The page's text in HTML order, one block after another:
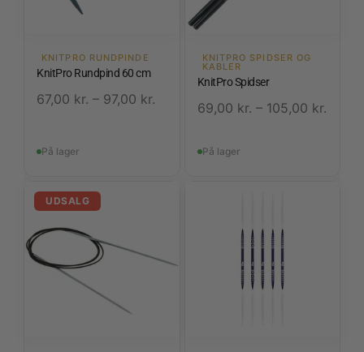
KNITPRO RUNDPINDE
KnitPro Rundpind 60 cm
67,00 kr. – 97,00 kr.
På lager
KNITPRO SPIDSER OG
KABLER
KnitPro Spidser
69,00 kr. – 105,00 kr.
På lager
UDSALG